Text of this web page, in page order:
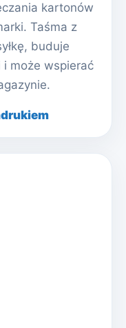
kartonów
Taśma z
buduje
może wspierać